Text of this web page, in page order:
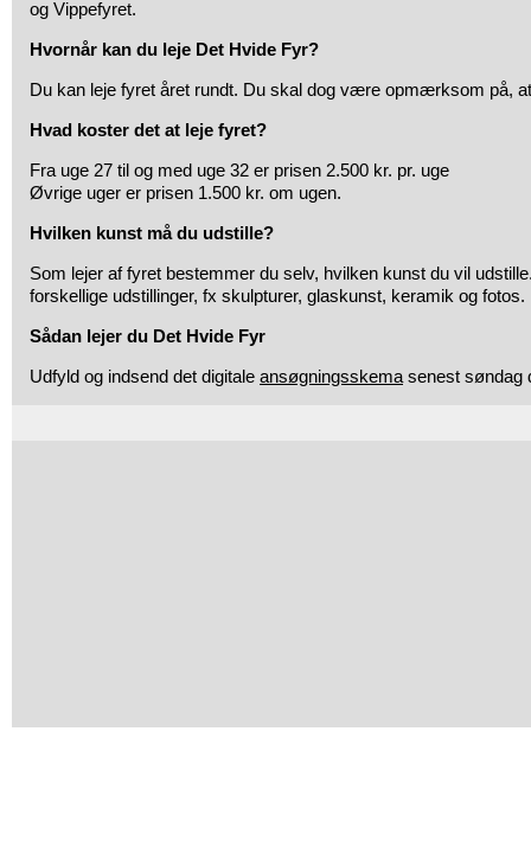
og Vippefyret.
Hvornår kan du leje Det Hvide Fyr?
Du kan leje fyret året rundt. Du skal dog være opmærksom på,
Hvad koster det at leje fyret?
Fra uge 27 til og med uge 32 er prisen 2.500 kr. pr. uge
Øvrige uger er prisen 1.500 kr. om ugen.
Hvilken kunst må du udstille?
Som lejer af fyret bestemmer du selv, hvilken kunst du vil
forskellige udstillinger, fx skulpturer, glaskunst, keramik og fotos.
Sådan lejer du Det Hvide Fyr
Udfyld og indsend det digitale ansøgningsskema senest søndag